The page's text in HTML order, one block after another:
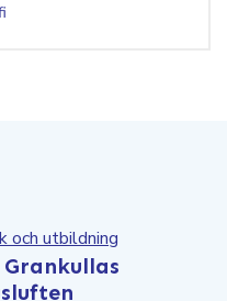
och utbildning